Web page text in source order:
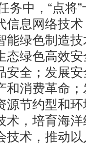
中，“点将”
信息网络技
能绿色制造
态绿色高效
安全；发展
和消费革命
源节约型和
术，培育海
技术，推动